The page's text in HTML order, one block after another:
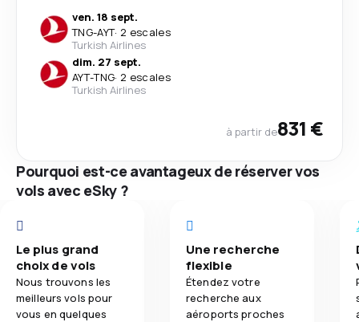
ven. 18 sept.
TNG-AYT· 2 escales
Turkish Airlines
dim. 27 sept.
AYT-TNG· 2 escales
Turkish Airlines
à partir de831 €
Pourquoi est-ce avantageux de réserver vos
vols avec eSky ?
Le plus grand
choix de vols
Nous trouvons les
meilleurs vols pour
vous en quelques
Une recherche
flexible
Étendez votre
recherche aux
aéroports proches